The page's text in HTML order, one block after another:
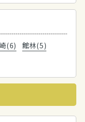
(6)
館林(5)